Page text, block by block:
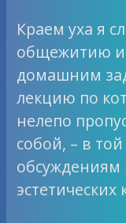
Краем уха я
общежитию
домашним
лекцию по
нелепо
собой, – в
обсуждениям
эстетических